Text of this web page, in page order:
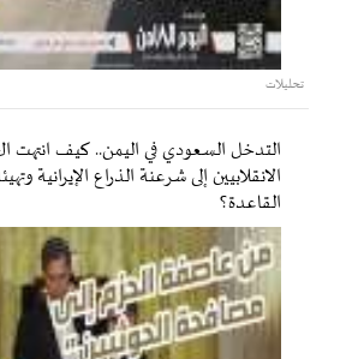
تحليلات
التدخل السعودي في اليمن.. كيف انتهت
الانقلابيين إلى شرعنة الذراع الإيرانية
القاعدة؟